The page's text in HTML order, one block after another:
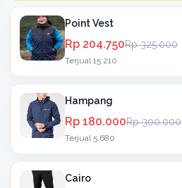
Point Vest
Rp 204.750Rp 325.000
Terjual 15.210
Hampang
Rp 180.000Rp 300.000
Terjual 5.680
Cairo